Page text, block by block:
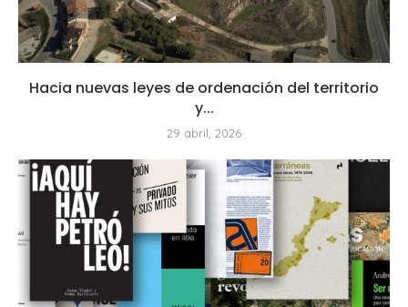
Hacia nuevas leyes de ordenación del territorio
y...
29 abril, 2026